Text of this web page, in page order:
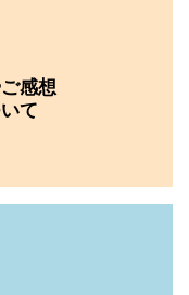
感想
て